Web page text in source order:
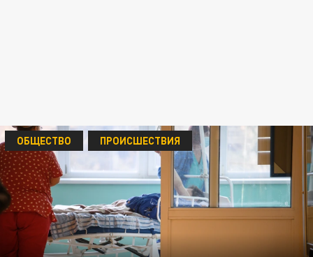
ОБЩЕСТВО ПРОИСШЕСТВИЯ